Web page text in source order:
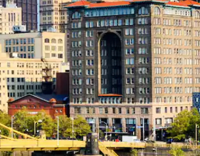
pijltjestoetsen omhoog en omlaag, óf door te